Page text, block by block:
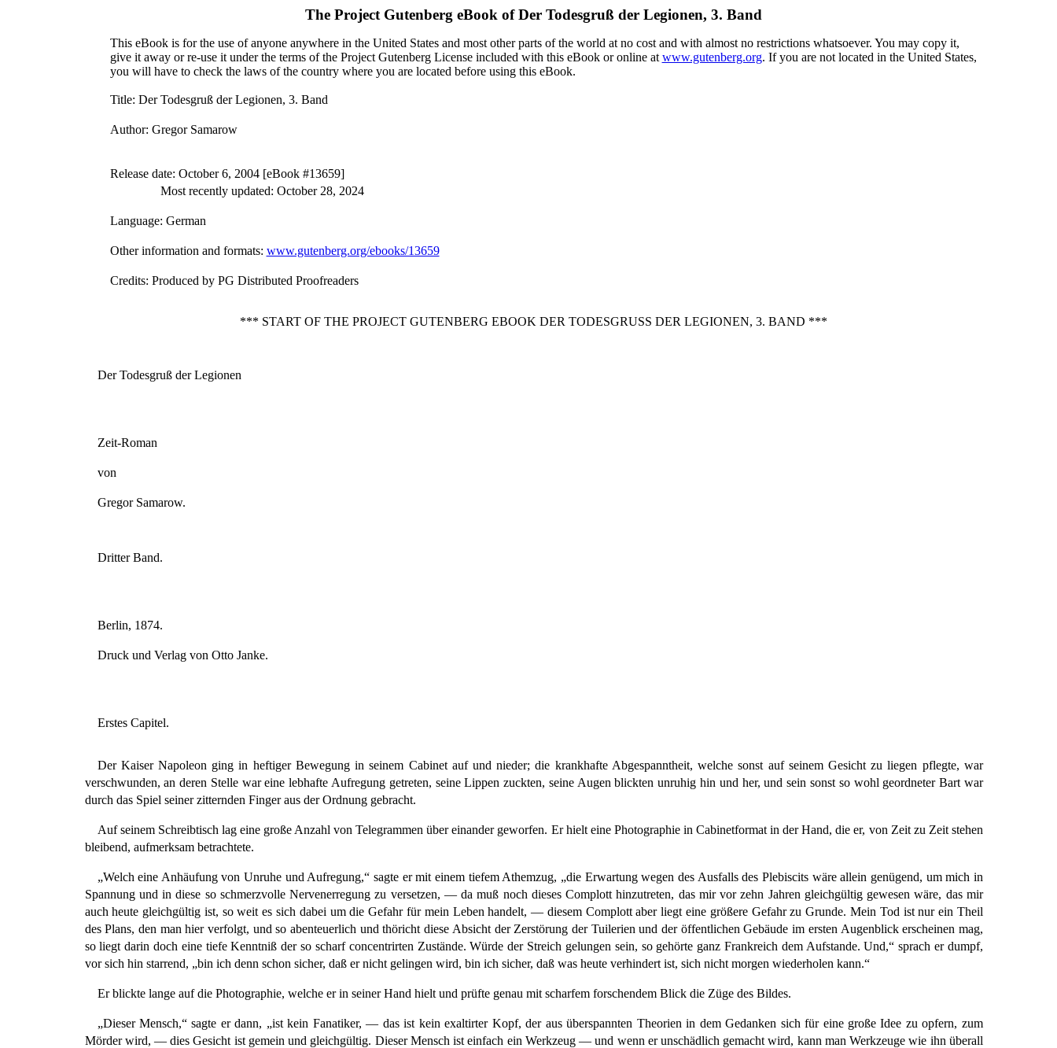
The Project Gutenberg eBook ofDer Todesgruß der Legionen, 3. Band
This eBook is for the use of anyone anywhere in the United States and most other parts of the world at no cost and with almost no restrictions whatsoever. You may copy it,
give it away or re-use it under the terms of the Project Gutenberg License included with this eBook or online at www.gutenberg.org. If you are not located in the United States,
you will have to check the laws of the country where you are located before using this eBook.
Title: Der Todesgruß der Legionen, 3. Band
Author: Gregor Samarow
Release date: October 6, 2004 [eBook #13659]
Most recently updated: October 28, 2024
Language: German
Other information and formats: www.gutenberg.org/ebooks/13659
Credits: Produced by PG Distributed Proofreaders
*** START OF THE PROJECT GUTENBERG EBOOK DER TODESGRUSS DER LEGIONEN, 3. BAND ***
Der Todesgruß der Legionen
Zeit-Roman
von
Gregor Samarow.
Dritter Band.
Berlin, 1874.
Druck und Verlag von Otto Janke.
Erstes Capitel.
Der Kaiser Napoleon ging in heftiger Bewegung in seinem Cabinet auf und nieder; die krankhafte Abgespanntheit, welche sonst auf seinem Gesicht zu liegen pflegte, war
verschwunden, an deren Stelle war eine lebhafte Aufregung getreten, seine Lippen zuckten, seine Augen blickten unruhig hin und her, und sein sonst so wohl geordneter Bart war
durch das Spiel seiner zitternden Finger aus der Ordnung gebracht.
Auf seinem Schreibtisch lag eine große Anzahl von Telegrammen über einander geworfen. Er hielt eine Photographie in Cabinetformat in der Hand, die er, von Zeit zu Zeit stehen
bleibend, aufmerksam betrachtete.
„Welch eine Anhäufung von Unruhe und Aufregung,“ sagte er mit einem tiefem Athemzug, „die Erwartung wegen des Ausfalls des Plebiscits wäre allein genügend, um mich in
Spannung und in diese so schmerzvolle Nervenerregung zu versetzen, — da muß noch dieses Complott hinzutreten, das mir vor zehn Jahren gleichgültig gewesen wäre, das mir
auch heute gleichgültig ist, so weit es sich dabei um die Gefahr für mein Leben handelt, — diesem Complott aber liegt eine größere Gefahr zu Grunde. Mein Tod ist nur ein Theil
des Plans, den man hier verfolgt, und so abenteuerlich und thöricht diese Absicht der Zerstörung der Tuilerien und der öffentlichen Gebäude im ersten Augenblick erscheinen mag,
so liegt darin doch eine tiefe Kenntniß der so scharf concentrirten Zustände. Würde der Streich gelungen sein, so gehörte ganz Frankreich dem Aufstande. Und,“ sprach er dumpf,
vor sich hin starrend, „bin ich denn schon sicher, daß er nicht gelingen wird, bin ich sicher, daß was heute verhindert ist, sich nicht morgen wiederholen kann.“
Er blickte lange auf die Photographie, welche er in seiner Hand hielt und prüfte genau mit scharfem forschendem Blick die Züge des Bildes.
„Dieser Mensch,“ sagte er dann, „ist kein Fanatiker, — das ist kein exaltirter Kopf, der aus überspannten Theorien in dem Gedanken sich für eine große Idee zu opfern, zum
Mörder wird, — dies Gesicht ist gemein und gleichgültig. Dieser Mensch ist einfach ein Werkzeug — und wenn er unschädlich gemacht wird, kann man Werkzeuge wie ihn überall